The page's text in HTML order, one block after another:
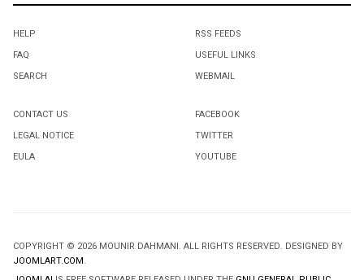
HELP
FAQ
SEARCH
RSS FEEDS
USEFUL LINKS
WEBMAIL
CONTACT US
LEGAL NOTICE
EULA
FACEBOOK
TWITTER
YOUTUBE
COPYRIGHT © 2026 MOUNIR DAHMANI. ALL RIGHTS RESERVED. DESIGNED BY
JOOMLART.COM.